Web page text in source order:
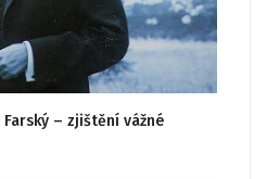
Farský – zjištění vážné